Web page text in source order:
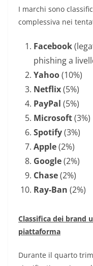
I marchi sono
complessiva nei
Facebook
phishing a
Yahoo(10%)
Netflix(5%)
PayPal (5%)
Microsoft(3%)
Spotify(3%)
Apple(2%)
Google(2%)
Chase(2%)
Ray-Ban (2%)
Classifica dei brand
piattaforma
Durante il quarto